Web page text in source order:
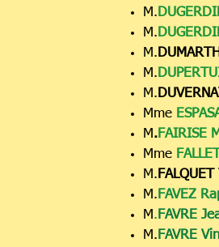
M.
M.
M.
M.
M.
Mme
M.FAIRISE
Mme
M. FALQUET
M. FAVEZ
M. FAVRE
M. FAVRE